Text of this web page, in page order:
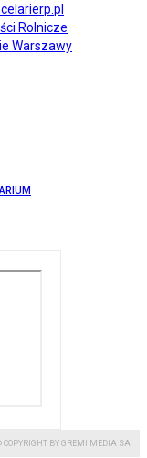
Rolnicze
Warszawy
COPYRIGHT BY GREMI MEDIA SA